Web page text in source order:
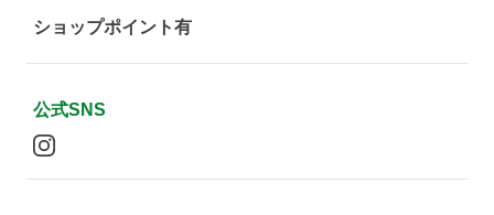
ショップポイント有
公式SNS